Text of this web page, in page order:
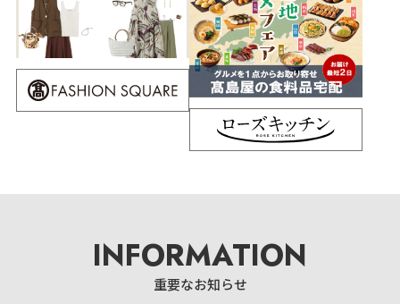
INFORMATION
重要なお知らせ